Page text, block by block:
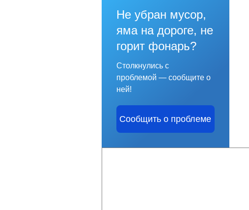
Не убран мусор,
яма на дороге, не
горит фонарь?
Столкнулись с
проблемой — сообщите о
ней!
Сообщить о проблеме